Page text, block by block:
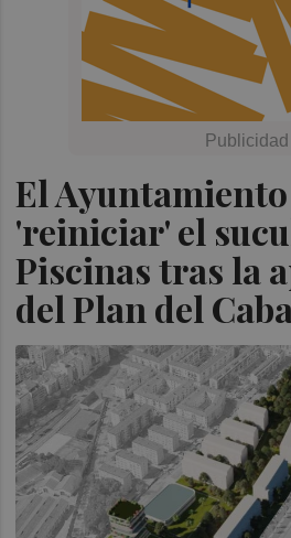
El
'reiniciar' el
Piscinas tras la
del Plan del